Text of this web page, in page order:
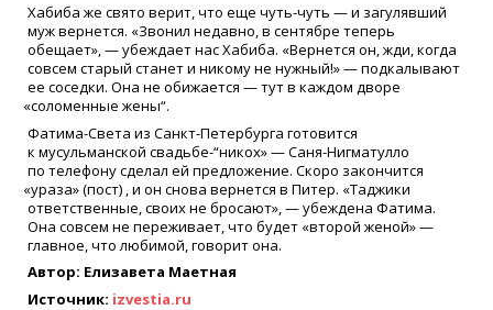
Хабиба же свято верит, что еще чуть-чуть — и загулявший
муж вернется. «Звонил недавно, в сентябре теперь
обещает», — убеждает нас Хабиба. «Вернется он, жди, когда
совсем старый станет и никому не нужный!» — подкалывают
ее соседки. Она не обижается — тут в каждом дворе
«соломенные жены“.
Фатима-Света из Санкт-Петербурга готовится
к мусульманской свадьбе-“никох» — Саня-Нигматулло
по телефону сделал ей предложение. Скоро закончится
«ураза»(пост) , и он снова вернется в Питер. «Таджики
ответственные, своих не бросают», — убеждена Фатима.
Она совсем не переживает, что будет «второй женой» —
главное, что любимой, говорит она.
Автор: Елизавета Маетная
Источник: izvestia.ru